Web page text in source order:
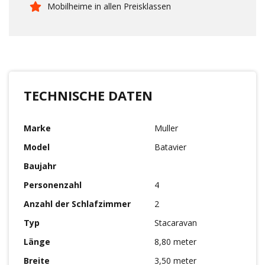
Mobilheime in allen Preisklassen
TECHNISCHE DATEN
Marke
Muller
Model
Batavier
Baujahr
Personenzahl
4
Anzahl der Schlafzimmer
2
Typ
Stacaravan
Länge
8,80 meter
Breite
3,50 meter